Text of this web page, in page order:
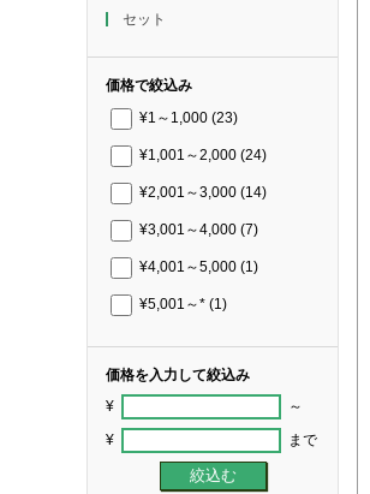
セット
価格で絞込み
¥1～1,000 (23)
¥1,001～2,000 (24)
¥2,001～3,000 (14)
¥3,001～4,000 (7)
¥4,001～5,000 (1)
¥5,001～* (1)
価格を入力して絞込み
¥ ～
¥ まで